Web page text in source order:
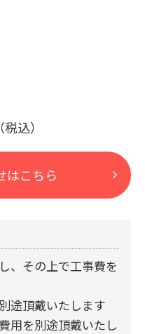
はこちら
、その上で工事費を
途頂戴いたします
用を別途頂戴いたし